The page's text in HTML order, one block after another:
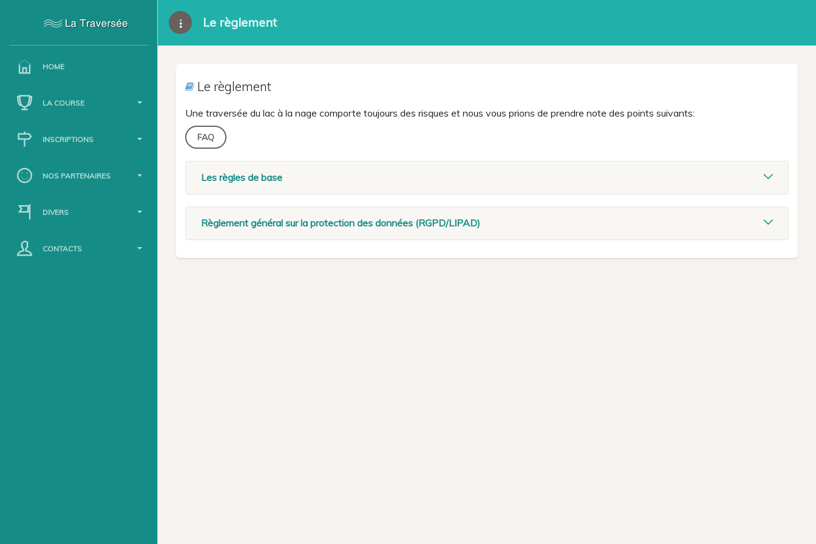
HOME
LA COURSE
INSCRIPTIONS
NOS PARTENAIRES
DIVERS
CONTACTS
Le règlement
Le règlement
Une traversée du lac à la nage comporte toujours des risques et nous vous prions de prendre note des points suivants:
FAQ
Les règles de base
Règlement général sur la protection des données (RGPD/LIPAD)